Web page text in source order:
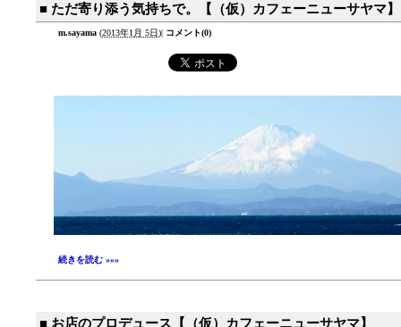
■ ただ寄り添う気持ちで。【（仮）カフェーニューサヤマ】
m.sayama (2013年1月 5日)| コメント(0)
続きを読む »»»
■ お店のプロデュース【（仮）カフェーニューサヤマ】